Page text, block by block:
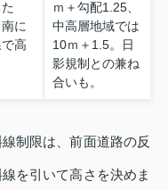
に
高
ｍ＋勾配1.25、
中高層地域では
10ｍ＋1.5。日
影規制との兼ね
合いも。
制限は、前面道路の反
を引いて高さを決めま